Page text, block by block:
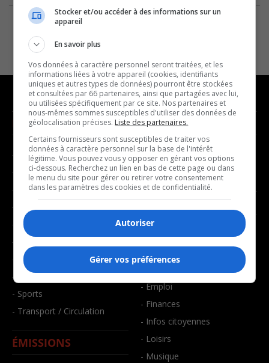
NOUVELLES
- Affaires municipales
- Communauté / Social
- Culture
- Économie
- Éducation
- Environnement
- Faits divers
- Santé et bien-être
- Sports
- Transport / Circulation
ÉMISSIONS
MUSIQUE
- Décompte franco
- Joué récemment
BALADOS
- Affaires
- Emploi
- Finances
- Infos citoyennes
- Loisirs
- Musique
Stocker et/ou accéder à des informations sur un
appareil
En savoir plus
Vos données à caractère personnel seront traitées, et les
informations liées à votre appareil (cookies, identifiants
uniques et autres types de données) pourront être stockées
et consultées par 66 partenaires, ainsi que partagées avec lui,
ou utilisées spécifiquement par ce site. Nos partenaires et
nous-mêmes sommes susceptibles d'utiliser des données de
géolocalisation précises. Liste des partenaires.
Certains fournisseurs sont susceptibles de traiter vos
données à caractère personnel sur la base de l'intérêt
légitime. Vous pouvez vous y opposer en gérant vos options
ci-dessous. Recherchez un lien en bas de cette page ou dans
le menu du site pour gérer ou retirer votre consentement
dans les paramètres des cookies et de confidentialité.
Autoriser
Gérer vos préférences